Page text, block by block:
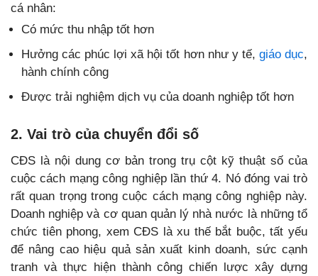
cá nhân:
Có mức thu nhập tốt hơn
Hưởng các phúc lợi xã hội tốt hơn như y tế, giáo dục,
hành chính công
Được trải nghiệm dịch vụ của doanh nghiệp tốt hơn
2. Vai trò của chuyển đổi số
CĐS là nội dung cơ bản trong trụ cột kỹ thuật số của
cuộc cách mạng công nghiệp lần thứ 4. Nó đóng vai trò
rất quan trọng trong cuộc cách mạng công nghiệp này.
Doanh nghiệp và cơ quan quản lý nhà nước là những tổ
chức tiên phong, xem CĐS là xu thế bắt buộc, tất yếu
để nâng cao hiệu quả sản xuất kinh doanh, sức cạnh
tranh và thực hiện thành công chiến lược xây dựng